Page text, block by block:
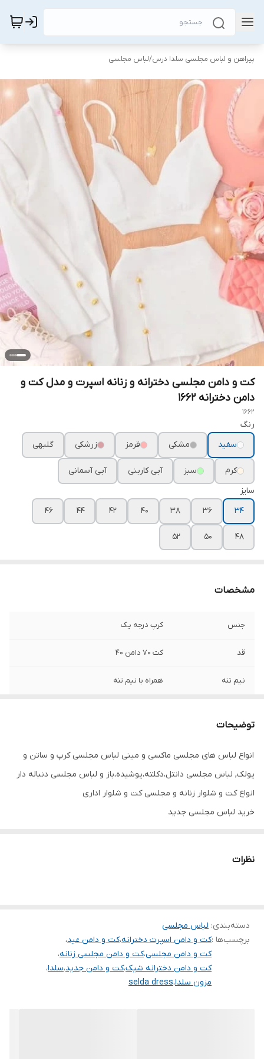
پیراهن و لباس مجلسی سلدا درس/لباس مجلسی
کت و دامن مجلسی دخترانه و زنانه اسپرت و مدل کت و
دامن دخترانه ۱۶۶۲
1662
رنگ
سفید
مشکی قرمز زرشکی گلبهی
کرم سبز آبی کاربنی
آبی آسمانی
سایز
۳۴
۳۶ ۳۸ ۴۰ ۴۲ ۴۴ ۴۶
۴۸ ۵۰ ۵۲
مشخصات
جنس کرپ درجه یک
قد کت ۷۰ دامن ۴۰
نیم تنه همراه با نیم تنه
توضیحات
انواع لباس های مجلسی ماکسی و مینی لباس مجلسی کرپ و ساتن و
پولک, لباس مجلسی دانتل،دکلته،پوشیده،باز و لباس مجلسی دنباله دار
انواع کت و شلوار زنانه و مجلسی کت و شلوار اداری
خرید لباس مجلسی جدید
دوستان عزیز در هنگام انتخاب مدل دقت کنید مشخصات لباس ها زیر
آنها درج شده است چون این سایت امکان مرجوع ندارد و فقط امکان
نظرات
دسته‌بندی: لباس مجلسی
برچسب‌ها :کت و دامن اسپرت دخترانه،کت و دامن عید،
کت و دامن مجلسی،کت و دامن مجلسی زنانه،
کت و دامن دخترانه شیک،کت و دامن جدید،سلدا،
مزون سلدا،selda dress